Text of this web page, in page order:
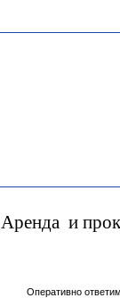
Аренда и
Оперативно